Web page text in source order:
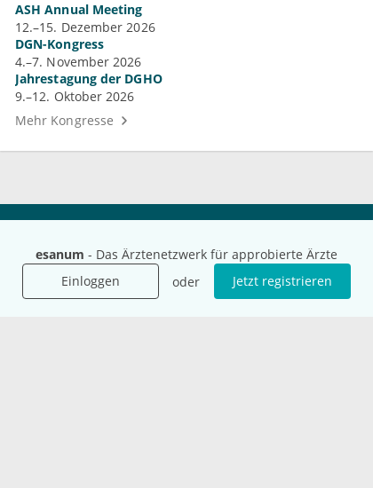
esanum - Das Ärztenetzwerk für approbierte Ärzte
Einloggen
oder Jetzt registrieren
ASH Annual Meeting
12.–15. Dezember 2026
DGN-Kongress
4.–7. November 2026
Jahrestagung der DGHO
9.–12. Oktober 2026
Mehr Kongresse
Das sind wir
Für Unternehmen
Für Agenturen
Ihre Fragen